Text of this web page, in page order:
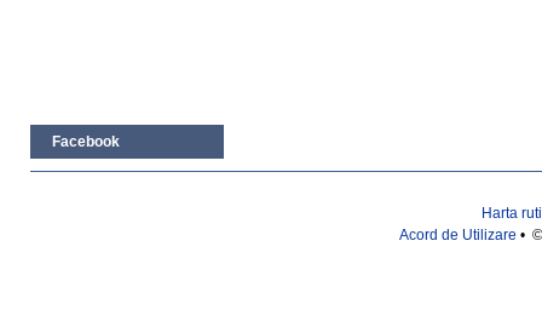
Facebook
Harta
Acord de Utilizare •